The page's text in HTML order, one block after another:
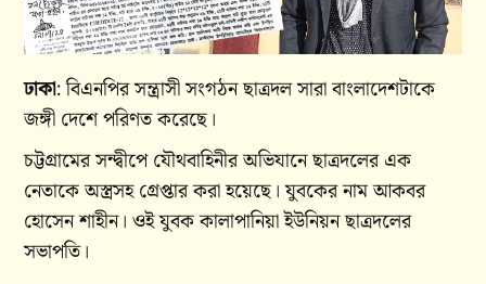
ঢাকা: বিএনপির সন্ত্রাসী সংগঠন ছাত্রদল সারা বাংলাদেশটাকে
জঙ্গী দেশে পরিণত করেছে।
চট্টগ্রামের সন্দ্বীপে যৌথবাহিনীর অভিযানে ছাত্রদলের এক
নেতাকে অস্ত্রসহ গ্রেপ্তার করা হয়েছে। যুবকের নাম আকবর
হোসেন শাহীন। ওই যুবক কালাপানিয়া ইউনিয়ন ছাত্রদলের
সভাপতি।